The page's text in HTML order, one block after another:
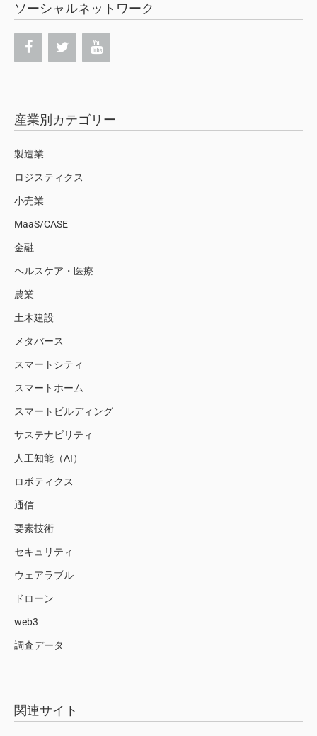
ソーシャルネットワーク
産業別カテゴリー
製造業
ロジスティクス
小売業
MaaS/CASE
金融
ヘルスケア・医療
農業
土木建設
メタバース
スマートシティ
スマートホーム
スマートビルディング
サステナビリティ
人工知能（AI）
ロボティクス
通信
要素技術
セキュリティ
ウェアラブル
ドローン
web3
調査データ
関連サイト